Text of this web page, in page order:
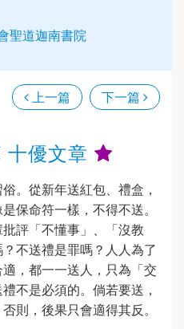
聖道迦南書院
上一篇 下一篇
十優文章
。從新年送紅包、禮盒，
保命符一樣，不得不送。
評「不懂事」、「沒教
不送禮是罪嗎？人人為了
，都一一送人，只為「交
不是必須的。倘若要送，
則，後果只會適得其反。